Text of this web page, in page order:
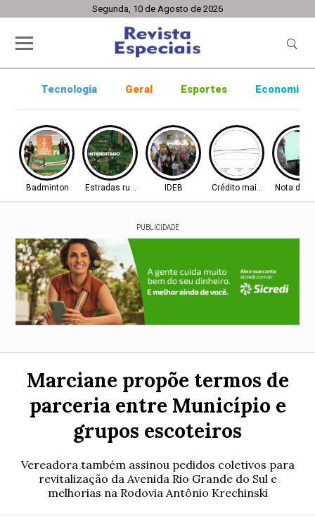
Segunda, 10 de Agosto de 2026
Tecnologia Geral Esportes Economia
Badminton Estradas rurais IDEB Crédito mais difícilNota do
PUBLICIDADE
Marciane propõe termos de
parceria entre Município e
grupos escoteiros
Vereadora também assinou pedidos coletivos para
revitalização da Avenida Rio Grande do Sul e
melhorias na Rodovia Antônio Krechinski